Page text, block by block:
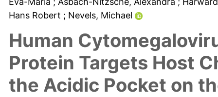
Hans Robert ; Nevels, Michael
Human
Protein Targets Host
the Acidic Pocket on